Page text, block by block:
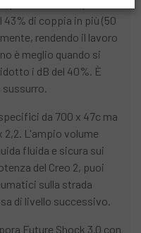
43% di coppia in più (50
rendendo il lavoro
è meglio quando si
i dB del 40%. È
da 700 x 47c ma
2,2. L'ampio volume
fluida e sicura sui
del Creo 2, puoi
sulla strada
di livello successivo.
Future Shock 3.0 con